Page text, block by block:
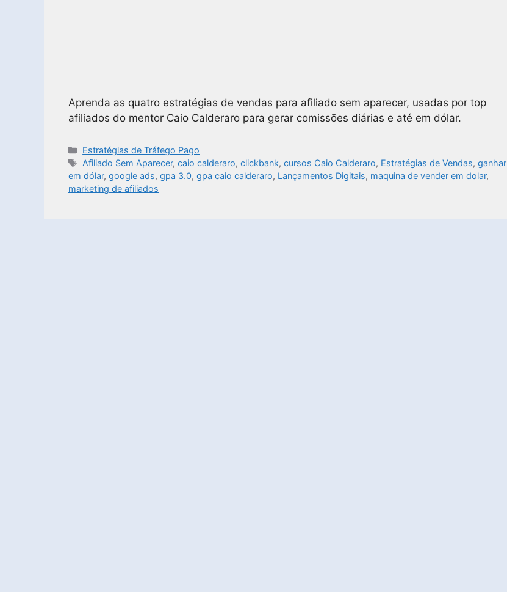
Aprenda as quatro estratégias de vendas para afiliado sem aparecer, usadas por top
afiliados do mentor Caio Calderaro para gerar comissões diárias e até em dólar.
Estratégias de Tráfego Pago
Afiliado Sem Aparecer,caio calderaro,clickbank,cursos Caio Calderaro, Estratégias de Vendas,ganhar
em dólar, google ads, gpa 3.0, gpa caio calderaro, Lançamentos Digitais, maquina de vender em dolar,
marketing de afiliados